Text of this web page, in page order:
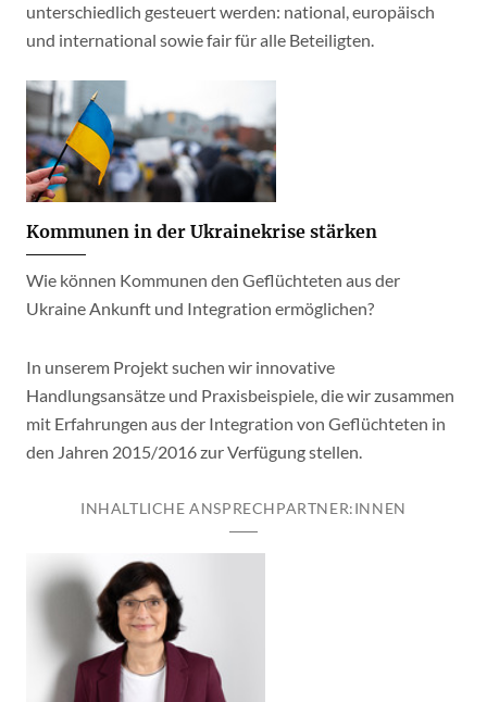
unterschiedlich gesteuert werden: national, europäisch
und international sowie fair für alle Beteiligten.
Kommunen in der Ukrainekrise stärken
Wie können Kommunen den Geflüchteten aus der
Ukraine Ankunft und Integration ermöglichen?
In unserem Projekt suchen wir innovative
Handlungsansätze und Praxisbeispiele, die wir zusammen
mit Erfahrungen aus der Integration von Geflüchteten in
den Jahren 2015/2016 zur Verfügung stellen.
INHALTLICHE ANSPRECHPARTNER:INNEN